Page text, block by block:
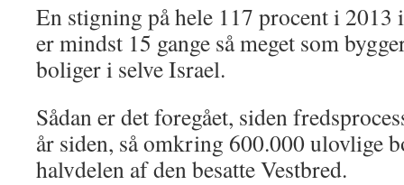
En stigning på hele 117 procent i
er mindst 15 gange så meget som
boliger i selve Israel.
Sådan er det foregået, siden
år siden, så omkring 600.000 ulovlige
halvdelen af den besatte Vestbred.